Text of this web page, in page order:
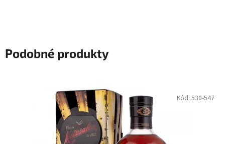
Podobné produkty
Kód: 530-547